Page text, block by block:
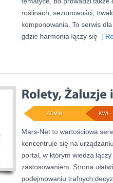
roślinach, sezonowości,
komponowania. To serwis
gdzie harmonia łączy się [
KWI -
ADMIN
Mars-Net to wartościowa
koncentruje się na
portal, w którym wiedza
zastosowaniem. Strona
podejmowaniu trafnych